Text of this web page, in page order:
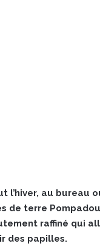
l’hiver, au bureau
de terre
raffiné qui
des papilles.